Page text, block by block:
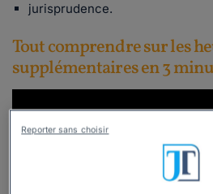
jurisprudence.
Tout comprendre sur les
supplémentaires en 3
Reporter sans choisir